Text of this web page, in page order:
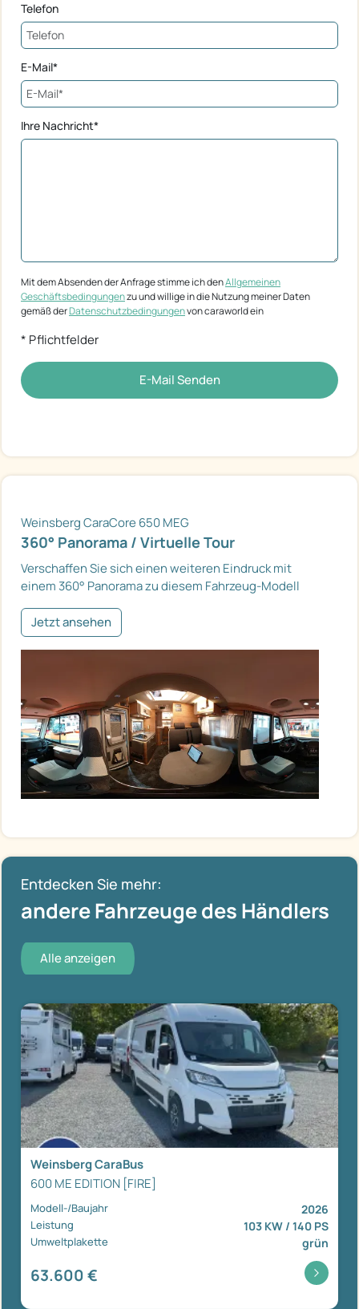
Telefon
E-Mail*
Ihre Nachricht*
Mit dem Absenden der Anfrage stimme ich denAllgemeinen
Geschäftsbedingungenzu und willige in die Nutzung meiner Daten
gemäß derDatenschutzbedingungenvon caraworld ein
* Pflichtfelder
E-Mail Senden
Weinsberg CaraCore 650 MEG
360° Panorama / Virtuelle Tour
Verschaffen Sie sich einen weiteren Eindruck mit
einem 360° Panorama zu diesem Fahrzeug-Modell
Jetzt ansehen
Entdecken Sie mehr:
andere Fahrzeuge des Händlers
Alle anzeigen
Weinsberg CaraBus
600 ME EDITION [FIRE]
Modell-/Baujahr 2026
Leistung 103 KW / 140 PS
Umweltplakette grün
63.600 €